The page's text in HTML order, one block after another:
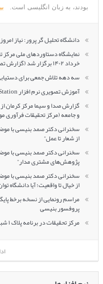
بودند، به زبان انگلیسی است.
دانشگاه تحلیل گر پرور: نیاز
نمایشگاه دستاوردهای ملی
خرداد ۱۴۰۲ برگزار شد (گزارش تصویری + تور مجازی)
سه دهه تلاش جمعی برای
آموزش تصویری نرم افزار KMPC Control Station
گزارش صدا و سیما مرکز کرمان
و جامعه (مرکز تحقیقات فرآوری
سخنرانی دکتر صمد بنیسی با
از شعار تا عمل”
پژوهش‌های مشتری مدار”
سخنرانی دکتر صمد بنیسی با
از خیال تا واقعیت؛ آیا
مراسم رونمایی از نسخه برخط
پروفسور بنیسی
مرکز تحقیقات در برنامه پلاک ۱ شبکه اول